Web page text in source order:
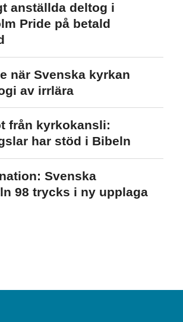
anställda deltog i
Pride på betald
när Svenska kyrkan
av irrlära
från kyrkokansli:
har stöd i Bibeln
Svenska
98 trycks i ny upplaga